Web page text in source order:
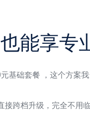
能享专
基础套餐 ，这个方案我
跨档升级，完全不用临